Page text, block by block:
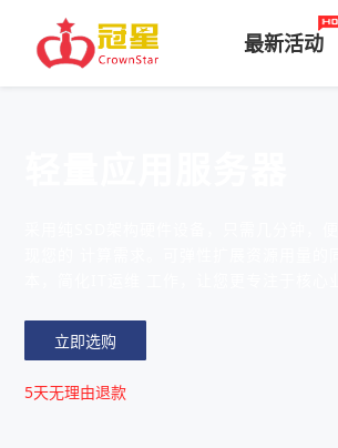
最新活动
立即选购
5天无理由退款